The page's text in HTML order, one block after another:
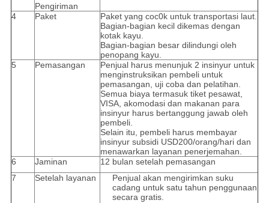
Pengiriman
4 Paket
Paket yang coc0k untuk transportasi laut.
Bagian-bagian kecil dikemas dengan
kotak kayu.
Bagian-bagian besar dilindungi oleh
penopang kayu.
5
Pemasangan
Penjual harus menunjuk 2 insinyur untuk
menginstruksikan pembeli untuk
pemasangan, uji coba dan pelatihan.
Semua biaya termasuk tiket pesawat,
VISA, akomodasi dan makanan para
insinyur harus bertanggung jawab oleh
pembeli.
Selain itu, pembeli harus membayar
insinyur subsidi USD200/orang/hari dan
menawarkan layanan penerjemahan.
6
Jaminan
12 bulan setelah pemasangan
7
Setelah layanan
Penjual akan mengirimkan suku
cadang untuk satu tahun penggunaan
secara gratis.